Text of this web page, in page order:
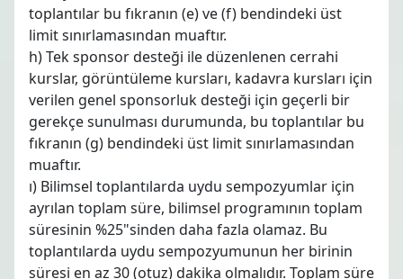
toplantılar bu fıkranın (e) ve (f) bendindeki üst
limit sınırlamasından muaftır.
h) Tek sponsor desteği ile düzenlenen cerrahi
kurslar, görüntüleme kursları, kadavra kursları için
verilen genel sponsorluk desteği için geçerli bir
gerekçe sunulması durumunda, bu toplantılar bu
fıkranın (g) bendindeki üst limit sınırlamasından
muaftır.
ı) Bilimsel toplantılarda uydu sempozyumlar için
ayrılan toplam süre, bilimsel programının toplam
süresinin %25"sinden daha fazla olamaz. Bu
toplantılarda uydu sempozyumunun her birinin
süresi en az 30 (otuz) dakika olmalıdır. Toplam süre